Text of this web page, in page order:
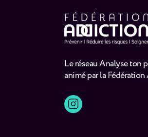
Le réseau Analyse ton
animé par la